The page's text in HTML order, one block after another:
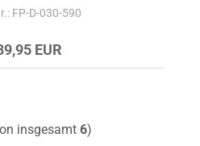
FP-D-030-590
EUR
insgesamt 6)